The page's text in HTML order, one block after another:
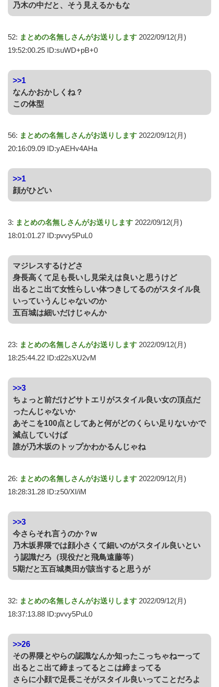
乃木の中だと、そう見えるかもな
52: まとめの名無しさんがお送りします 2022/09/12(月)
19:52:00.25 ID:suWD+pB+0
>>1
なんかおかしくね？
この体型
56: まとめの名無しさんがお送りします 2022/09/12(月)
20:16:09.09 ID:yAEHv4AHa
>>1
顔がひどい
3: まとめの名無しさんがお送りします 2022/09/12(月)
18:01:01.27 ID:pvvy5PuL0
マジレスするけどさ
身長高くて足も長いし見栄えは良いと思うけど
出るとこ出て女性らしい体つきしてるのがスタイル良
いっていうんじゃないのか
五百城は細いだけじゃんか
23: まとめの名無しさんがお送りします 2022/09/12(月)
18:25:44.22 ID:d22sXU2vM
>>3
ちょっと前だけどサトエリがスタイル良い女の頂点だ
ったんじゃないか
あそこを100点としてあと何がどのくらい足りないかで
減点していけば
誰が乃木坂のトップかわかるんじゃね
26: まとめの名無しさんがお送りします 2022/09/12(月)
18:28:31.28 ID:z50/XI/iM
>>3
今さらそれ言うのか？w
乃木坂界隈では顔小さくて細いのがスタイル良いとい
う認識だろ（現役だと飛鳥遠藤等）
5期だと五百城奥田が該当すると思うが
32: まとめの名無しさんがお送りします 2022/09/12(月)
18:37:13.88 ID:pvvy5PuL0
>>26
その界隈とやらの認識なんか知ったこっちゃねーって
出るとこ出て締まってるとこは締まってる
さらに小顔で足長こそがスタイル良いってことだろよ